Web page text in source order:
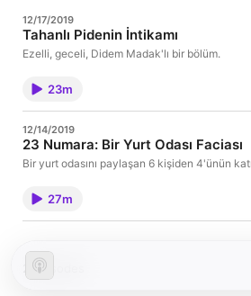
12/17/2019
Tahanlı Pidenin İntikamı
Ezelli, geceli, Didem Madak'lı bir bölüm.
23m
12/14/2019
23 Numara: Bir Yurt Odası Faciası
Bir yurt odasını paylaşan 6 kişiden 4'ünün
27m
2 Episodes